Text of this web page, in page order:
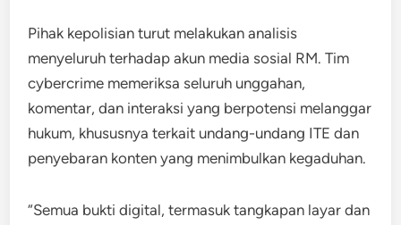
Pihak kepolisian turut melakukan analisis
menyeluruh terhadap akun media sosial RM. Tim
cybercrime memeriksa seluruh unggahan,
komentar, dan interaksi yang berpotensi melanggar
hukum, khususnya terkait undang-undang ITE dan
penyebaran konten yang menimbulkan kegaduhan.
“Semua bukti digital, termasuk tangkapan layar dan